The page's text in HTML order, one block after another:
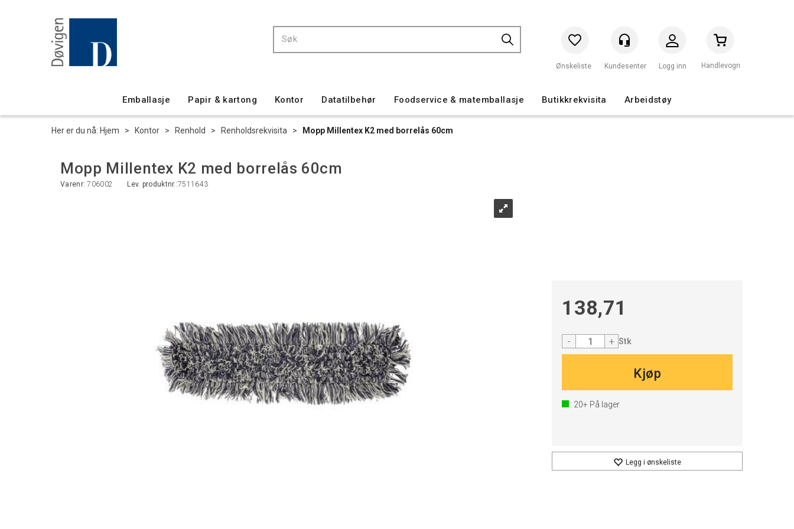
Logg inn Handlevogn
Emballasje Papir & kartong Kontor Datatilbehør Foodservice & matemballasje Butikkrekvisita Arbeidstøy
Her er du nå: Hjem > Kontor > Renhold > Renholdsrekvisita > Mopp Millentex K2 med borrelås 60cm
Mopp Millentex K2 med borrelås 60cm
Varenr:706002 Lev. produktnr.:7511643
138,71
- + Stk
Kjøp
20+ På lager
Legg i ønskeliste